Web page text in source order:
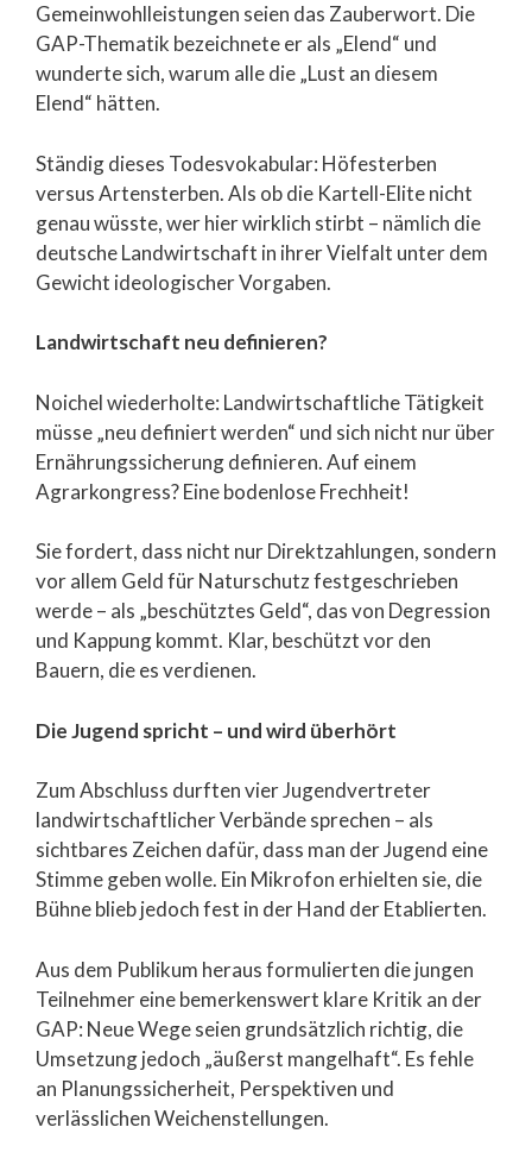
Gemeinwohlleistungen seien das Zauberwort. Die
GAP-Thematik bezeichnete er als „Elend“ und
wunderte sich, warum alle die „Lust an diesem
Elend“ hätten.
Ständig dieses Todesvokabular: Höfesterben
versus Artensterben. Als ob die Kartell-Elite nicht
genau wüsste, wer hier wirklich stirbt – nämlich die
deutsche Landwirtschaft in ihrer Vielfalt unter dem
Gewicht ideologischer Vorgaben.
Landwirtschaft neu definieren?
Noichel wiederholte: Landwirtschaftliche Tätigkeit
müsse „neu definiert werden“ und sich nicht nur über
Ernährungssicherung definieren. Auf einem
Agrarkongress? Eine bodenlose Frechheit!
Sie fordert, dass nicht nur Direktzahlungen, sondern
vor allem Geld für Naturschutz festgeschrieben
werde – als „beschütztes Geld“, das von Degression
und Kappung kommt. Klar, beschützt vor den
Bauern, die es verdienen.
Die Jugend spricht – und wird überhört
Zum Abschluss durften vier Jugendvertreter
landwirtschaftlicher Verbände sprechen – als
sichtbares Zeichen dafür, dass man der Jugend eine
Stimme geben wolle. Ein Mikrofon erhielten sie, die
Bühne blieb jedoch fest in der Hand der Etablierten.
Aus dem Publikum heraus formulierten die jungen
Teilnehmer eine bemerkenswert klare Kritik an der
GAP: Neue Wege seien grundsätzlich richtig, die
Umsetzung jedoch „äußerst mangelhaft“. Es fehle
an Planungssicherheit, Perspektiven und
verlässlichen Weichenstellungen.